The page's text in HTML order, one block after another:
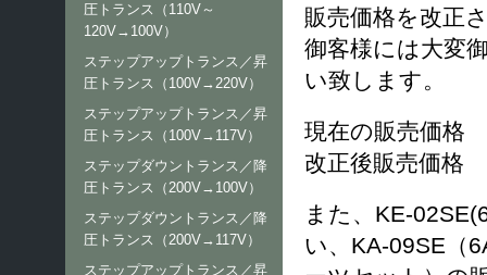
販売価格を改正
御客様には大変
い致します。
現在の販売価
改正後販売価
また、KE-
い、KA-09SE（
圧トランス（110V～
120V→100V）
ステップアップトランス／昇
圧トランス（100V→220V）
ステップアップトランス／昇
圧トランス（100V→117V）
ステップダウントランス／降
圧トランス（200V→100V）
ステップダウントランス／降
圧トランス（200V→117V）
ステップアップトランス／昇